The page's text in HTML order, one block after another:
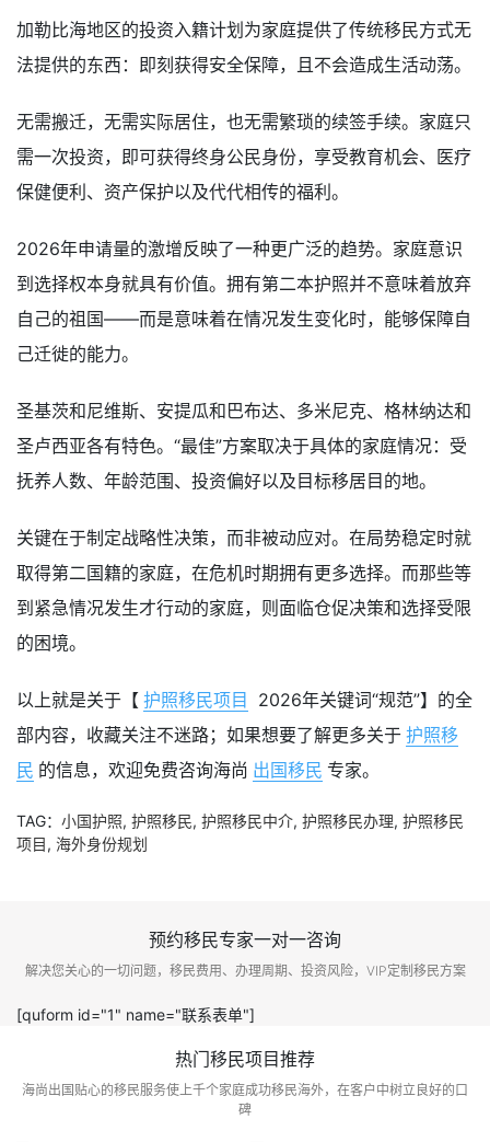
加勒比海地区的投资入籍计划为家庭提供了传统移民方式无
法提供的东西：即刻获得安全保障，且不会造成生活动荡。
无需搬迁，无需实际居住，也无需繁琐的续签手续。家庭只
需一次投资，即可获得终身公民身份，享受教育机会、医疗
保健便利、资产保护以及代代相传的福利。
2026年申请量的激增反映了一种更广泛的趋势。家庭意识
到选择权本身就具有价值。拥有第二本护照并不意味着放弃
自己的祖国——而是意味着在情况发生变化时，能够保障自
己迁徙的能力。
圣基茨和尼维斯、安提瓜和巴布达、多米尼克、格林纳达和
圣卢西亚各有特色。“最佳”方案取决于具体的家庭情况：受
抚养人数、年龄范围、投资偏好以及目标移居目的地。
关键在于制定战略性决策，而非被动应对。在局势稳定时就
取得第二国籍的家庭，在危机时期拥有更多选择。而那些等
到紧急情况发生才行动的家庭，则面临仓促决策和选择受限
的困境。
以上就是关于【 护照移民项目
2026年关键词“规范”】的全
部内容，收藏关注不迷路；如果想要了解更多关于 护照移
民 的信息，欢迎免费咨询海尚 出国移民 专家。
TAG： 小国护照, 护照移民, 护照移民中介, 护照移民办理, 护照移民
项目, 海外身份规划
预约移民专家一对一咨询
解决您关心的一切问题，移民费用、办理周期、投资风险，VIP定制移民方案
[quform id="1" name="联系表单"]
热门移民项目推荐
海尚出国贴心的移民服务使上千个家庭成功移民海外，在客户中树立良好的口
碑